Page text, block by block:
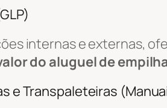
internas e externas,
do aluguel de
e Transpaleteiras